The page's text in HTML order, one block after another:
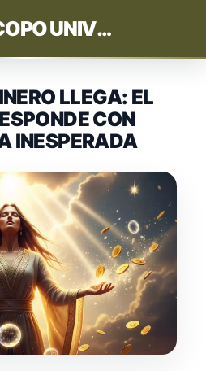
HORÓSCOPO UNIVERSAL
LLEGA: EL
CON
INESPERADA